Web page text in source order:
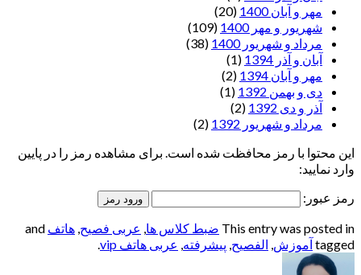
مهر و آبان 1400
(20)
شهریور و مهر 1400
(109)
مرداد و شهریور 1400
(38)
آبان و آذر 1394
(1)
مهر و آبان 1394
(2)
دی و بهمن 1392
(1)
آذر و دی 1392
(2)
مرداد و شهریور 1392
(2)
این محتوا با رمز محافظت شده است. برای مشاهده رمز را در پایین
وارد نمایید:
رمز عبور:
This entry was posted in ضبط کلاس ها, عربی فصیح, هاتف and
tagged آموزش, الفصيح, پیشرفته, عربی هاتف vip .